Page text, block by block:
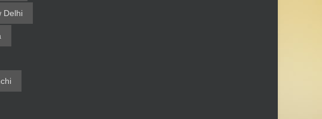
Delhi